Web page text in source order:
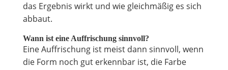
das Ergebnis wirkt und wie gleichmäßig es sich
abbaut.
Wann ist eine Auffrischung sinnvoll?
Eine Auffrischung ist meist dann sinnvoll, wenn
die Form noch gut erkennbar ist, die Farbe